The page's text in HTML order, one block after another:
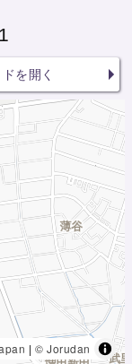
を開く
|© Jorudan